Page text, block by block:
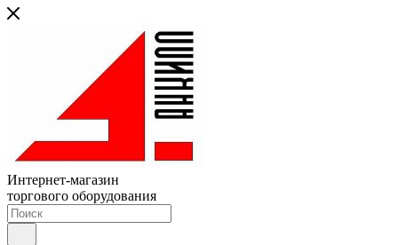
Интернет-магазин
торгового оборудования